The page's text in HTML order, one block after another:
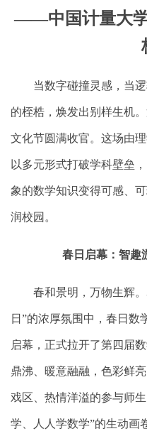
——中国计量大学
当数字碰撞灵感，当
的桎梏，焕发出别样生机
文化节圆满收官。这场由
以多元形式打破学科壁垒
象的数学知识变得可感、
润校园。
春日启幕：智趣
春和景明，万物生辉。
日”的浓厚氛围中，春日数
启幕，正式拉开了第四届
鼎沸、暖意融融，色彩鲜
戏区、热情洋溢的参与师
学、人人学数学”的生动画